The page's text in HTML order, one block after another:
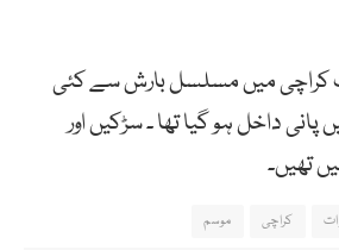
کراچی میں مسلسل بارش سے کئی
داخل ہو گیا تھا ۔ سڑکیں اور
تھیں۔
کراچی موسم